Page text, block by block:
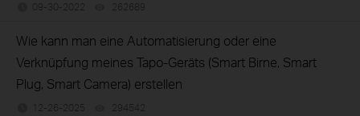
09-30-2022 262689
Wie kann man eine Automatisierung oder eine
Verknüpfung meines Tapo-Geräts (Smart Birne, Smart
Plug, Smart Camera) erstellen
12-26-2025 294542